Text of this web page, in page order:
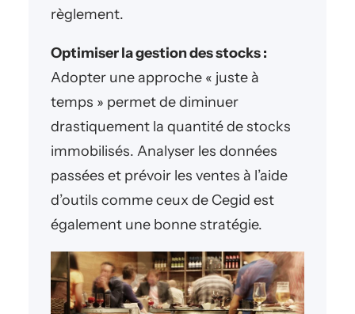
règlement.
Optimiser la gestion des stocks :
Adopter une approche « juste à
temps » permet de diminuer
drastiquement la quantité de stocks
immobilisés. Analyser les données
passées et prévoir les ventes à l’aide
d’outils comme ceux de Cegid est
également une bonne stratégie.